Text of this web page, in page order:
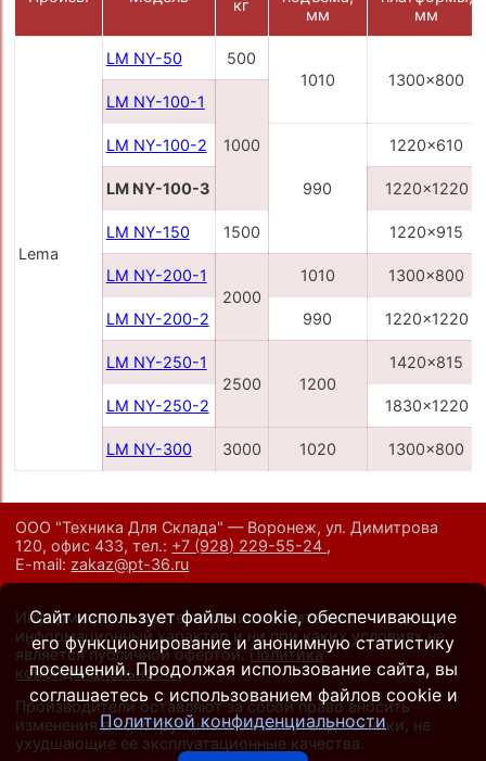
кг
мм
мм
Lema
LM NY-50
500
1010
1300x800
LM NY-100-1
1000
LM NY-100-2
990
1220x610
LM NY-100-3 1220x1220
LM NY-150 1500 1220x915
LM NY-200-1
2000
1010 1300x800
LM NY-200-2 990 1220x1220
LM NY-250-1
2500
1200
1420x815
LM NY-250-2 1830x1220
LM NY-300 3000 1020 1300x800
ООО "Техника Для Склада" — Воронеж, ул. Димитрова
120, офис 433,тел.: +7 (928) 229-55-24 ,
E-mail: zakaz@pt-36.ru
Информация на сайте носит исключительно
информационный характер и ни при каких условиях не
является публичной офертой. Политика
конфиденциальности.
Производители оставляют за собой право вносить
изменения в конструкцию и внешний вид техники, не
ухудшающие ее эксплуатационные качества.
Сайт использует файлы cookie, обеспечивающие
его функционирование и анонимную статистику
посещений. Продолжая использование сайта, вы
соглашаетесь с использованием файлов cookie и
Политикой конфиденциальности